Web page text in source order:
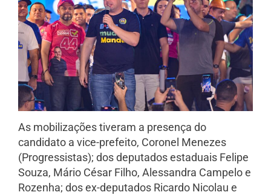
As mobilizações tiveram a presença do
candidato a vice-prefeito, Coronel Menezes
(Progressistas); dos deputados estaduais Felipe
Souza, Mário César Filho, Alessandra Campelo e
Rozenha; dos ex-deputados Ricardo Nicolau e